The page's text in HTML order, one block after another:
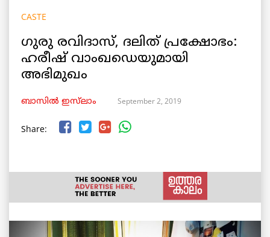
CASTE
ഗുരു രവിദാസ്, ദലിത് പ്രക്ഷോഭം:
ഹരീഷ് വാംഖഡെയുമായി
അഭിമുഖം
ബാസിൽ ഇസ്‌ലാം September 2, 2019
Share: